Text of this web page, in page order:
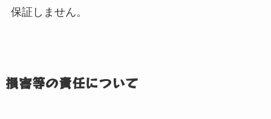
保証しません。
損害等の責任について